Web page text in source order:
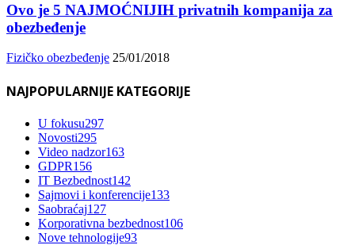
Ovo je 5 NAJMOĆNIJIH privatnih kompanija za
obezbeđenje
Fizičko obezbeđenje 25/01/2018
NAJPOPULARNIJE KATEGORIJE
U fokusu297
Novosti295
Video nadzor163
GDPR156
IT Bezbednost142
Sajmovi i konferencije133
Saobraćaj127
Korporativna bezbednost106
Nove tehnologije93